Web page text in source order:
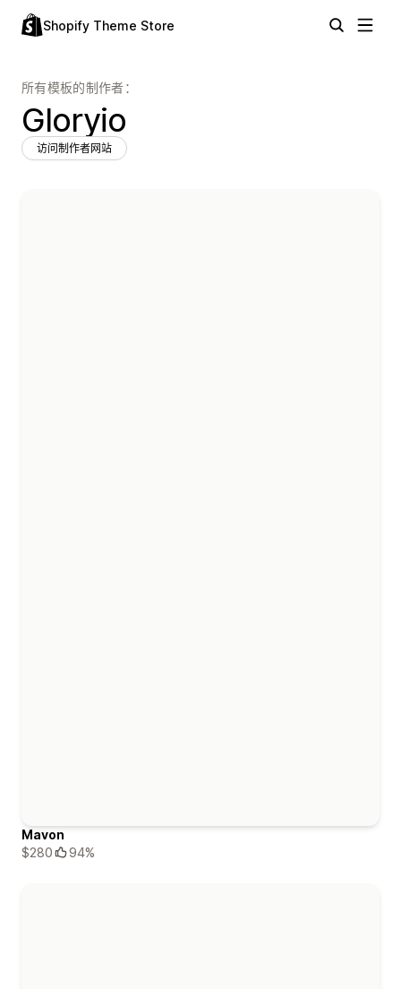
Shopify Theme Store
所有模板的制作者：
Gloryio
访问制作者网站
Mavon
$280
94%